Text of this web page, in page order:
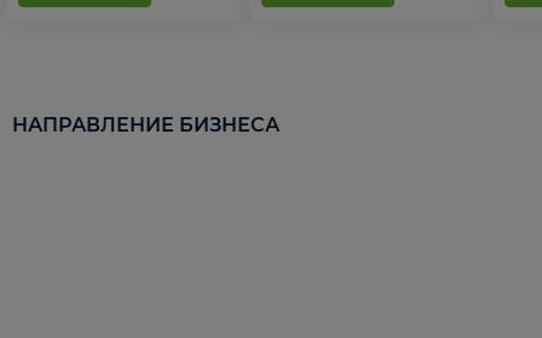
НАПРАВЛЕНИЕ БИЗНЕСА